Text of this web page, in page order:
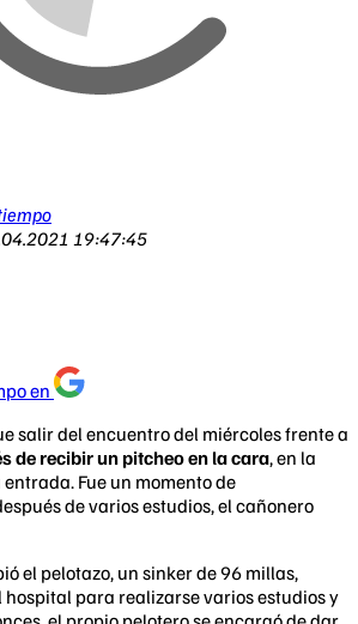
19:47:45
en
salir del encuentro del miércoles frente a
de recibir un pitcheo en la cara, en la
Fue un momento de
de varios estudios, el cañonero
el pelotazo, un sinker de 96 millas,
para realizarse varios estudios y